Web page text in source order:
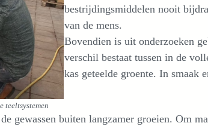
teeltsystemen
bestrijdingsmiddelen nooit
van de mens.
Bovendien is uit onderzoeken
verschil bestaat tussen in de
kas geteelde groente. In smaak
gewassen buiten langzamer groeien. Om